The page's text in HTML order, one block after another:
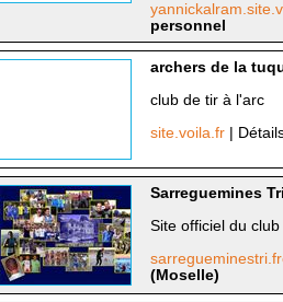
personnel
archers de la
club de tir à l'arc
site.voila.fr
|
Sarreguemines
Site officiel du
(Moselle)